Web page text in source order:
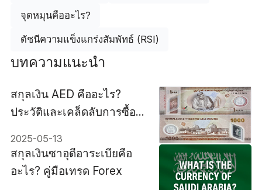
จุดหมุนคืออะไร?
ดัชนีความแข็งแกร่งสัมพัทธ์ (RSI)
บทความแนะนำ
สกุลเงิน AED คืออะไร?
ประวัติและเคล็ดลับการซื้อ
2025-05-13
สกุลเงินซาอุดีอาระเบียคือ
อะไร? คู่มือเทรด Forex